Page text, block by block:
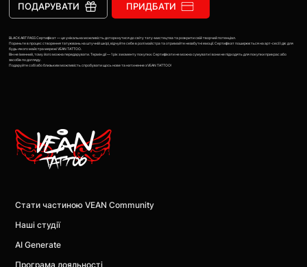
ПОДАРУВАТИ ПРИДБАТИ
BLACK ART PASS Сертифікат — це унікальна можливість доторкнутися до світу тату-мистецтва та розкрити свій творчий потенціал.
Пориньте в процес створення татуювань на штучній шкірі, відчуйте себе в ролі майстра та отримайте незабутні емоції. Сертифікат поширюється на арт-сесії і діє для
будь-якого майстра мережі VEAN TATTOO.
Він не іменний, тому його можна передарувати. Термін дії — 1 рік з моменту покупки. Сертифікати не можна сумувати і вони не підходять для покупки прикрас або
засобів по догляду.
Подаруйте собі або близьким можливість спробувати щось нове та натхненне з VEAN TATTOO!
Стати частиною VEAN Community
Наші студії
AI Generate
Програма лояльності